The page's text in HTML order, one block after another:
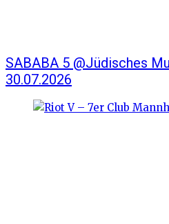
SABABA 5 @Jüdisches
30.07.2026